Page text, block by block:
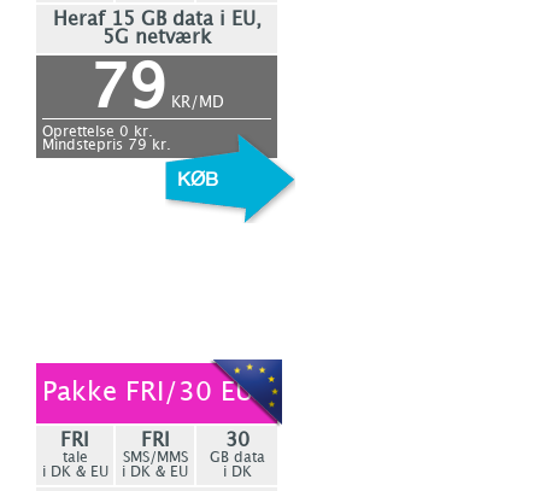
Heraf 15 GB data i EU,
5G netværk
79 KR/MD
Oprettelse 0 kr.
Mindstepris
79 kr.
Pakke FRI/30 EU
FRI
tale
i DK & EU
FRI
SMS/MMS
i DK & EU
30
GB data
i DK